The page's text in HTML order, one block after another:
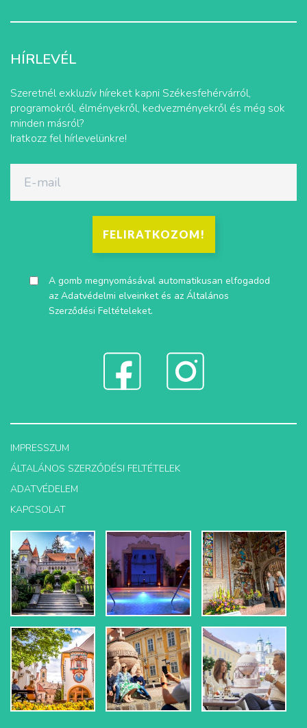
HÍRLEVÉL
Szeretnél exkluzív híreket kapni Székesfehérvárról,
programokról, élményekről, kedvezményekről és még sok
minden másról?
Iratkozz fel hírlevelünkre!
FELIRATKOZOM!
A gomb megnyomásával automatikusan elfogadod
az Adatvédelmi elveinketés az Általános
Szerződési Feltételeket.
IMPRESSZUM
ÁLTALÁNOS SZERZŐDÉSI FELTÉTELEK
ADATVÉDELEM
KAPCSOLAT